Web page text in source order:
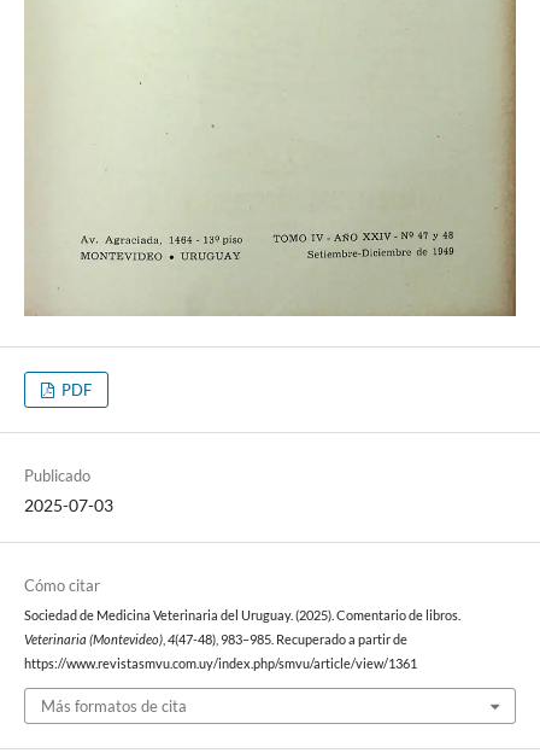
PDF
Publicado
2025-07-03
Cómo citar
Sociedad de Medicina Veterinaria del Uruguay. (2025). Comentario de libros.
Veterinaria (Montevideo), 4(47-48), 983–985. Recuperado a partir de
https://www.revistasmvu.com.uy/index.php/smvu/article/view/1361
Más formatos de cita